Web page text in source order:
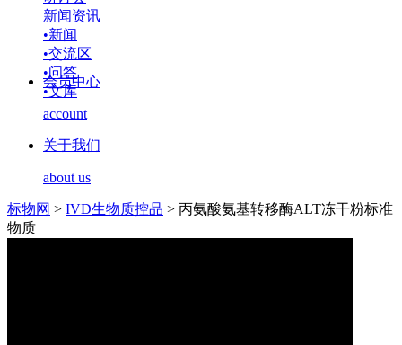
新闻资讯
•新闻
•交流区
•问答
•文库
会员中心
account
关于我们
about us
标物网 > IVD生物质控品 > 丙氨酸氨基转移酶ALT冻干粉标准
物质